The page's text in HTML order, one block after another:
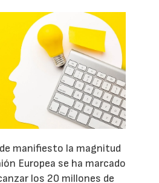
manifiesto la magnitud
Europea se ha marcado
los 20 millones de